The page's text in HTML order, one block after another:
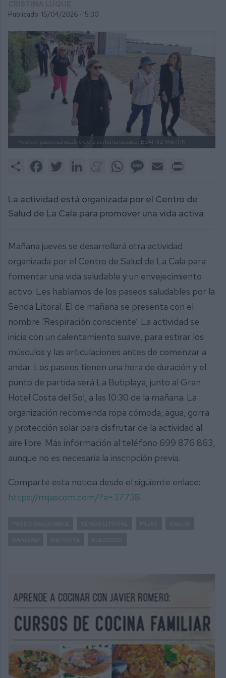
Publicado: 15/04/2026 · 15:30
Foto del paseo saludable de la semana pasada. BEATRIZ MARTÍN
Share FacebookTwitter LinkedInMeneameWhatsAppMessage
Email
La actividad está organizada por el Centro de
Salud de La Cala para promover una vida activa
Mañana jueves se desarrollará otra actividad
organizada por el Centro de Salud de La Cala para
fomentar una vida saludable y un envejecimiento
activo. Les hablamos de los paseos saludables por la
Senda Litoral. El de mañana se presenta con el
nombre ‘Respiración consciente’. La actividad se
inicia con un calentamiento suave, para estirar los
músculos y las articulaciones antes de comenzar a
andar. Los paseos tienen una hora de duración y el
punto de partida será La Butiplaya, junto al Gran
Hotel Costa del Sol, a las 10:30 de la mañana. La
organización recomienda ropa cómoda, agua, gorra
y protección solar para disfrutar de la actividad al
aire libre. Más información al teléfono 699 876 863,
aunque no es necesaria la inscripción previa.
Comparte esta noticia desde el siguiente enlace:
https://mijascom.com/?a=37738